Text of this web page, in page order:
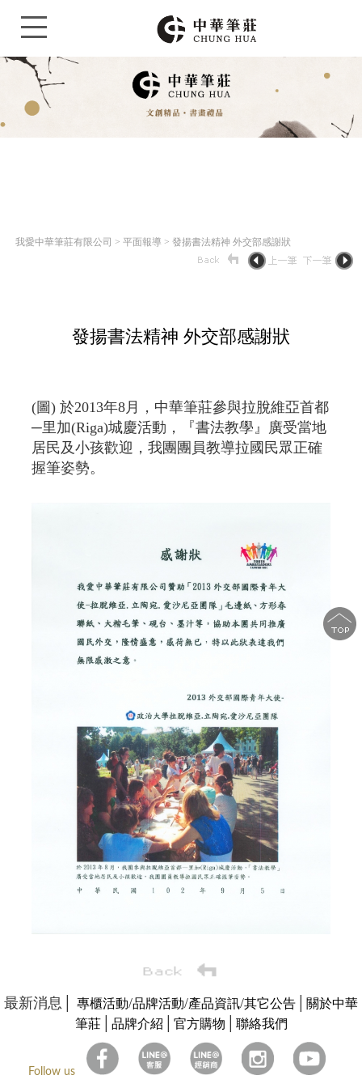
我愛中華筆莊有限公司 > 平面報導 > 發揚書法精神 外交部感謝狀
發揚書法精神 外交部感謝狀
(圖) 於2013年8月，中華筆莊參與拉脫維亞首都
─里加(Riga)城慶活動，『書法教學』廣受當地
居民及小孩歡迎，我團團員教導拉國民眾正確
握筆姿勢。
最新消息│ 專櫃活動/品牌活動/產品資訊/其它公告
關於中華
筆莊│ 品牌介紹 官方購物 聯絡我們
Follow us